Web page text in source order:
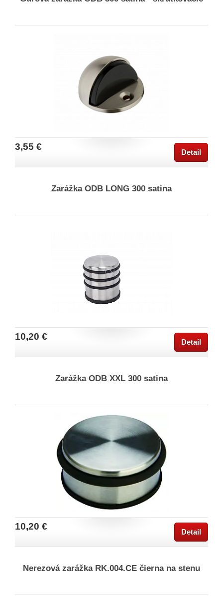
3,55 €
Detail
Zarážka ODB LONG 300 satina
10,20 €
Detail
Zarážka ODB XXL 300 satina
10,20 €
Detail
Nerezová zarážka RK.004.CE čierna na stenu